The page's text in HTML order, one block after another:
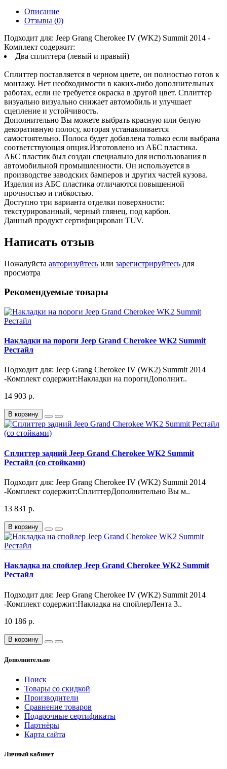
Описание
Отзывы (0)
Подходит для: Jeep Grang Cherokee IV (WK2) Summit 2014 -
Комплект содержит:
Два сплиттера (левый и правый)
Сплиттер поставляется в черном цвете, он полностью готов к
монтажу. Нет необходимости в каких-либо дополнительных
работах, если не требуется окраска в другой цвет. Сплиттер
визуально визуально снижает автомобиль и улучшает
сцепление и устойчивость.
Дополнительно Вы можете выбрать красную или белую
декоративную полосу, которая устанавливается
самостоятельно. Полоса будет добавлена только если выбрана
соответствующая опция.Изготовлено из АБС пластика.
АБС пластик был создан специально для использования в
автомобильной промышленности. Он используется в
производстве заводских бамперов и других частей кузова.
Изделия из АБС пластика отличаются повышенной
прочностью и гибкостью.
Доступно три варианта отделки поверхности:
текстурированный, черный глянец, под карбон.
Данный продукт сертифицирован TUV.
Написать отзыв
Пожалуйста авторизуйтесь или зарегистрируйтесь для
просмотра
Рекомендуемые товары
Накладки на пороги Jeep Grand Cherokee WK2 Summit
Рестайл
Подходит для: Jeep Grang Cherokee IV (WK2) Summit 2014
-Комплект содержит:Накладки на порогиДополнит..
14 903 р.
В корзину
Сплиттер задний Jeep Grand Cherokee WK2 Summit
Рестайл (со стойками)
Подходит для: Jeep Grang Cherokee IV (WK2) Summit 2014
-Комплект содержит:СплиттерДополнительно Вы м..
13 831 р.
В корзину
Накладка на спойлер Jeep Grand Cherokee WK2 Summit
Рестайл
Подходит для: Jeep Grang Cherokee IV (WK2) Summit 2014
-Комплект содержит:Накладка на спойлерЛента 3..
10 186 р.
В корзину
Дополнительно
Поиск
Товары со скидкой
Производители
Сравнение товаров
Подарочные сертификаты
Партнёры
Карта сайта
Личный кабинет